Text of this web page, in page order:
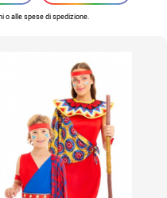
o alle spese di spedizione.